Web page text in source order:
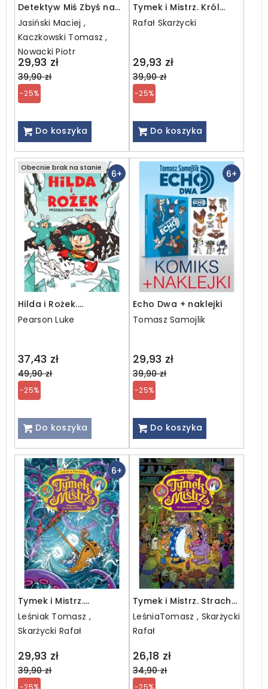
Detektyw Miś Zbyś na
tropie. Gdy cię wita
kosmita, a rakieta
rozbita + NAKLEJKI
Jasiński Maciej ,
Kaczkowski Tomasz ,
Nowacki Piotr
29,93 zł
Regular
price
39,90 zł
-25%
Do koszyka
Tymek i Mistrz. Król
kłopotów + NAKLEJKI
Rafał Skarżycki
29,93 zł
Regular
price
39,90 zł
-25%
Do koszyka
6+
Obecnie brak na stanie
Hilda i Rożek.
Przebudzenie Pana
Śniegu
Pearson Luke
37,43 zł
Regular
price
49,90 zł
-25%
Do koszyka
6+
Echo Dwa + naklejki
Tomasz Samojlik
29,93 zł
Regular
price
39,90 zł
-25%
Do koszyka
6+
Tymek i Mistrz.
Wyprawa na koniec
świata
Leśniak Tomasz ,
Skarżycki Rafał
29,93 zł
Regular
price
39,90 zł
-25%
Tymek i Mistrz. Strachy
na lachy
LeśniaTomasz , Skarżycki
Rafał
26,18 zł
Regular
price
34,90 zł
-25%